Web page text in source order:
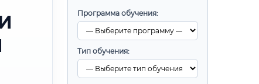
Программа обучения:
Тип обучения: